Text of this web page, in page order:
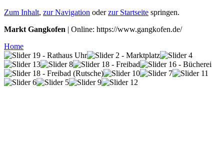
Zum Inhalt, zur Navigation oderzur Startseite springen.
Markt Gangkofen | Online: https://www.gangkofen.de/
Home